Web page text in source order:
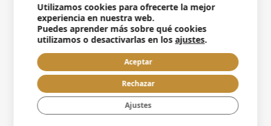
Utilizamos cookies para ofrecerte la mejor
experiencia en nuestra web.
Puedes aprender más sobre qué cookies
utilizamos o desactivarlas en losajustes.
Aceptar
Rechazar
Ajustes